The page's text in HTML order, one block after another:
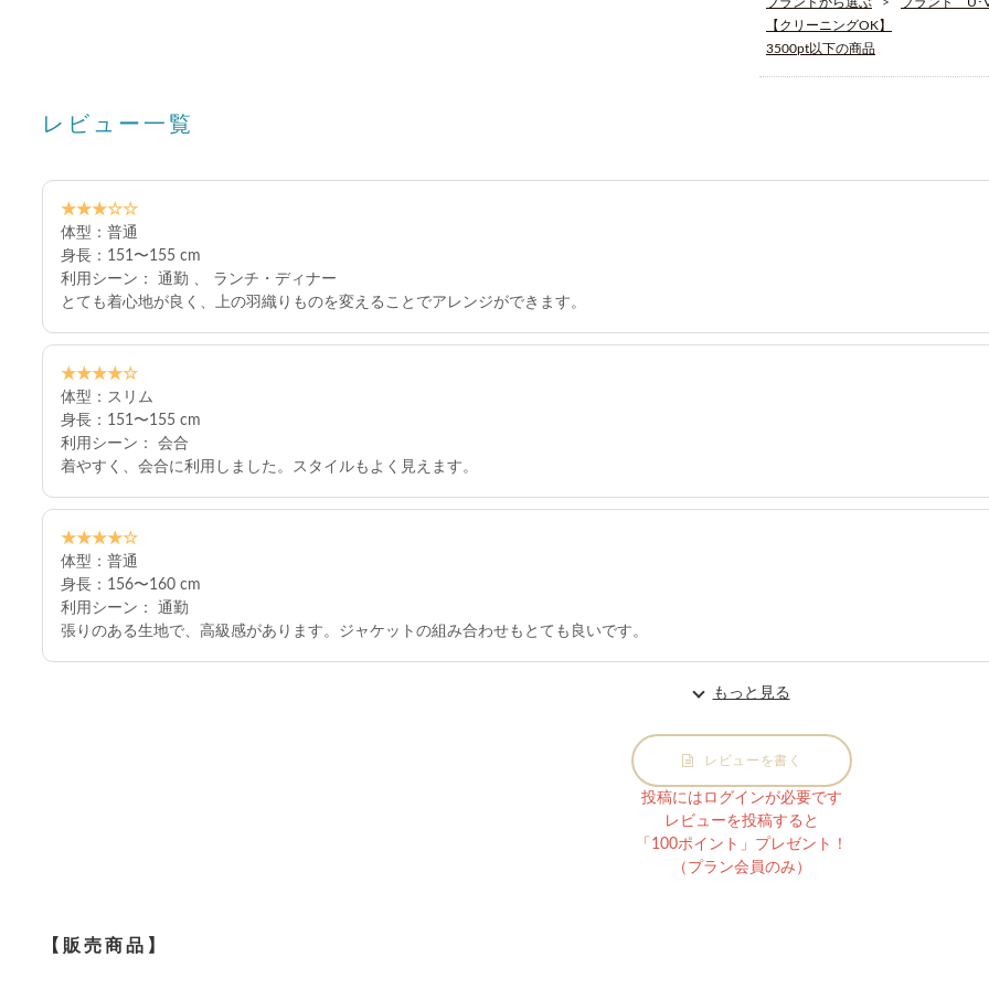
【クリーニングOK】
3500pt以下の商品
レビュー一覧
★★★☆☆
体型：普通
身長：151〜155 cm
利用シーン： 通勤 、 ランチ・ディナー
とても着心地が良く、上の羽織りものを変えることでアレンジができます。
★★★★☆
体型：スリム
身長：151〜155 cm
利用シーン： 会合
着やすく、会合に利用しました。スタイルもよく見えます。
★★★★☆
体型：普通
身長：156〜160 cm
利用シーン： 通勤
張りのある生地で、高級感があります。ジャケットの組み合わせもとても良いです。
もっと見る
レビューを書く
投稿にはログインが必要です
レビューを投稿すると
「100ポイント」プレゼント！
（プラン会員のみ）
【販売商品】